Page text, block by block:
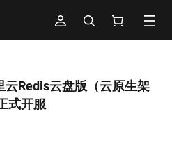
云Redis云盘版（云原生架
式开服